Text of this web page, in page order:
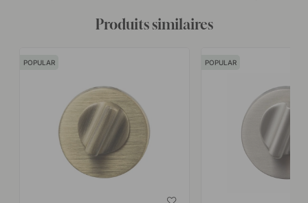
Produits similaires
POPULAR POPULAR